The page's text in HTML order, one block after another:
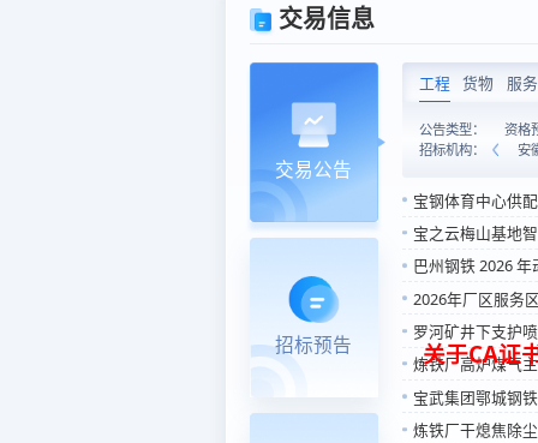
交易信息
交易公告
招标预告
工程 货物 服务
资格
全部
宝华招标（总部） 华中分公司 安
宝钢体育中心供配电
宝之云梅山基地
巴州钢铁 2026 年动力区
2026年厂区服务
罗河矿井下支护
炼铁厂高炉煤气
宝武集团鄂城钢铁有
炼铁厂干熄焦除尘器
关于CA证书